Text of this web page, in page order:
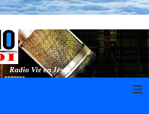
Radio Vie en Jésus
≡